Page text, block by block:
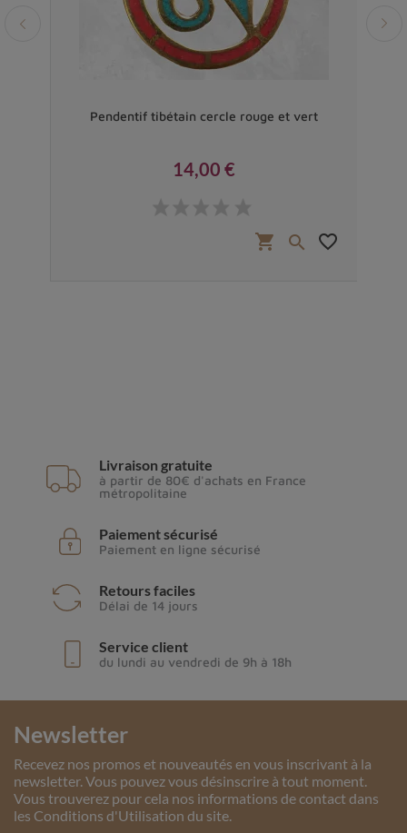
Pendentif tibétain cercle rouge et vert
14,00 €
shopping_cart  favorite_border
Livraison gratuite
à partir de 80€ d'achats en France
métropolitaine
Paiement sécurisé
Paiement en ligne sécurisé
Retours faciles
Délai de 14 jours
Service client
du lundi au vendredi de 9h à 18h
Newsletter
Recevez nos promos et nouveautés en vous inscrivant à la
newsletter. Vous pouvez vous désinscrire à tout moment.
Vous trouverez pour cela nos informations de contact dans
les Conditions d'Utilisation du site.